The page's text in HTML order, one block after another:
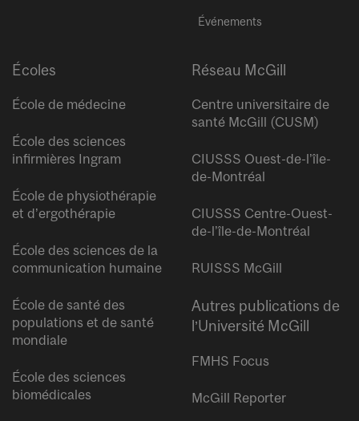
Événements
Écoles
École de médecine
École des sciences
infirmières Ingram
École de physiothérapie
et d’ergothérapie
École des sciences de la
communication humaine
École de santé des
populations et de santé
mondiale
École des sciences
biomédicales
Réseau McGill
Centre universitaire de
santé McGill (CUSM)
CIUSSS Ouest-de-l’île-
de-Montréal
CIUSSS Centre-Ouest-
de-l’île-de-Montréal
RUISSS McGill
Autres publications de
l’Université McGill
FMHS Focus
McGill Reporter